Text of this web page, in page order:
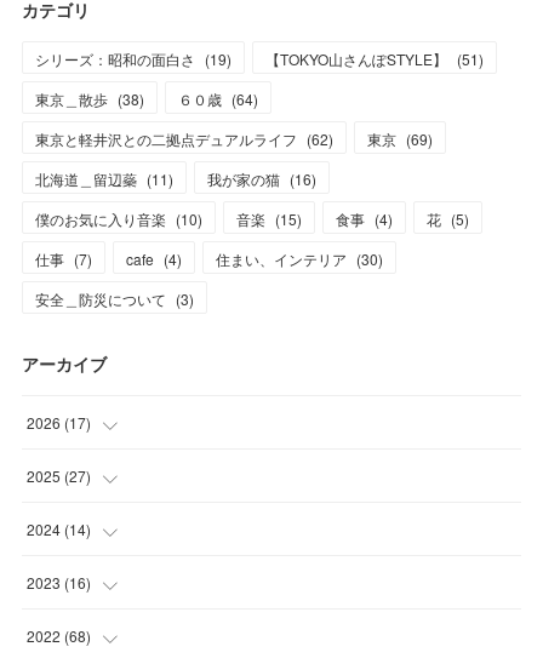
カテゴリ
シリーズ：昭和の面白さ (19) 【TOKYO山さんぽSTYLE】 (51)
東京＿散歩 (38) ６０歳 (64)
東京と軽井沢との二拠点デュアルライフ (62) 東京 (69)
北海道＿留辺蘂 (11) 我が家の猫 (16)
僕のお気に入り音楽 (10) 音楽 (15) 食事 (4) 花 (5)
仕事 (7) cafe (4) 住まい、インテリア (30)
安全＿防災について (3)
アーカイブ
2026 (17)
(2
(1
(6
(8
2025 (27)
(1
(4
(16
2024 (14)
(3
(1
2023 (16)
(4
2022 (68)